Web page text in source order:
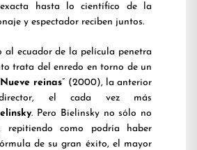
hasta lo científico de la
y espectador reciben juntos.
al ecuador de la película penetra
trata del enredo en torno de un
Nueve reinas” (2000), la anterior
el cada vez más
. Pero Bielinsky no sólo no
repitiendo como podría haber
de su gran éxito, el mayor